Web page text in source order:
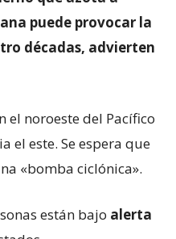
puede provocar la
décadas, advierten
el noroeste del Pacífico
el este. Se espera que
«bomba ciclónica».
están bajo alerta